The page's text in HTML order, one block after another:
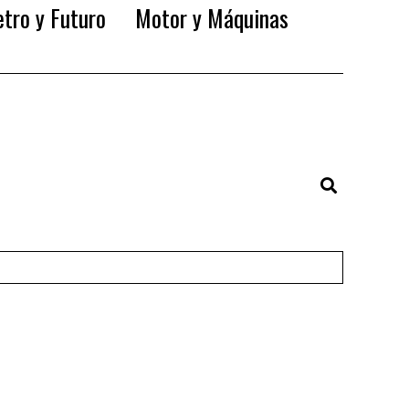
y Futuro Motor y Máquinas